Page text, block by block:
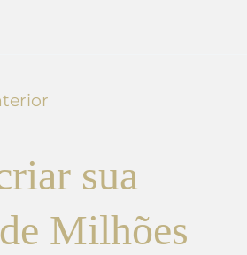
sua
Milhões